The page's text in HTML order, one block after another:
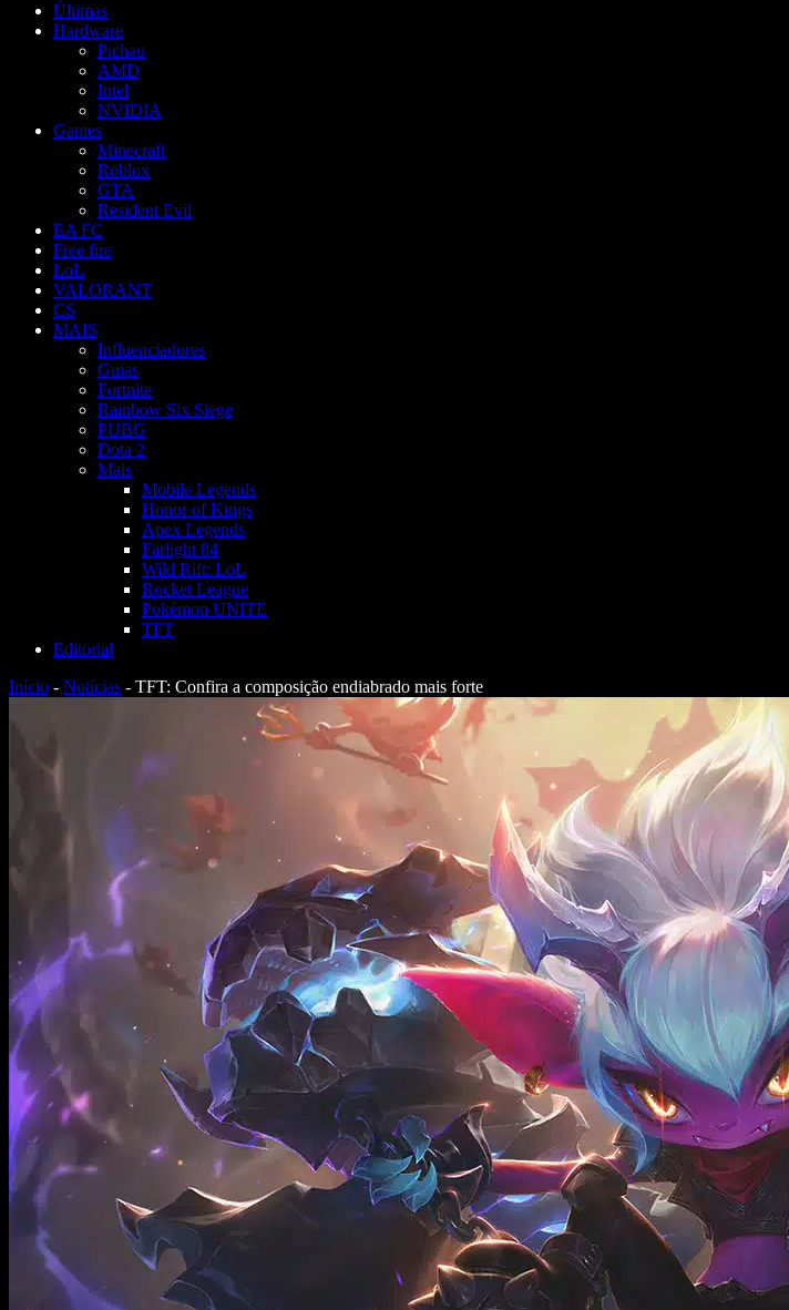
Últimas
Hardware
Pichau
AMD
Intel
NVIDIA
Games
Minecraft
Roblox
GTA
Resident Evil
EA FC
Free fire
LoL
VALORANT
CS
MAIS
Influenciadores
Guias
Fortnite
Rainbow Six Siege
PUBG
Dota 2
Mais
Mobile Legends
Honor of Kings
Apex Legends
Farlight 84
Wild Rift: LoL
Rocket League
Pokémon UNITE
TFT
Editorial
Início - Notícias - TFT: Confira a composição endiabrado mais forte